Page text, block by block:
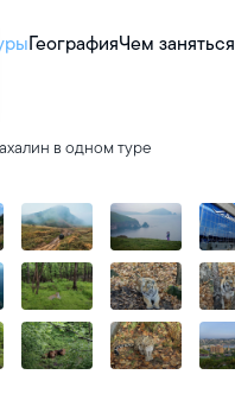
ГеографияЧем заняться
в одном туре